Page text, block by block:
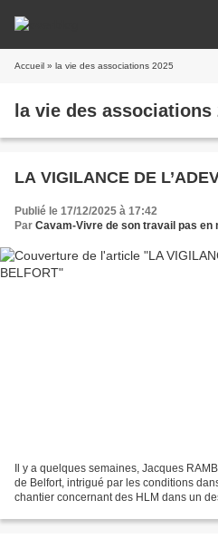
Accueil » la vie des associations 2025
la vie des associations
LA VIGILANCE DE
Publié le 17/12/2025 à 17:42
Par Cavam-Vivre de son travail pas en
Il y a quelques semaines, Jacques
de Belfort, intrigué par les conditions
chantier concernant des HLM dans un